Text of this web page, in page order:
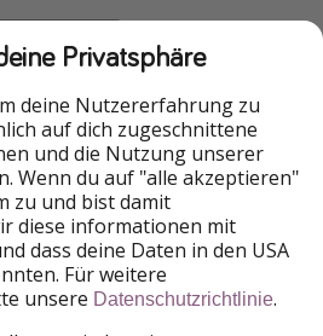
der HolidayPirates Group
HolidayPirates
WakacyjniPiraci
Ferienpiraten
ViajerosPiratas
Privatsphäre
deine Nutzererfahrung zu
auf dich zugeschnittene
und die Nutzung unserer
Wenn du auf "alle akzeptieren"
zu und bist damit
diese informationen mit
dass deine Daten in den USA
Für weitere
unsere Datenschutzrichtlinie.